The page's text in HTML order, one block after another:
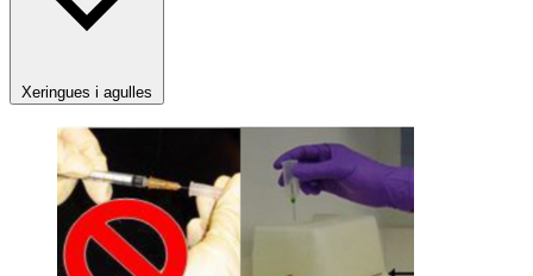
Xeringues i agulles